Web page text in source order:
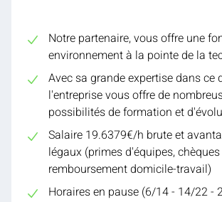
Notre partenaire, vous offre une
environnement à la pointe de la
Avec sa grande expertise dans ce
l'entreprise vous offre de
possibilités de formation et
Salaire 19.6379€/h brute et
légaux (primes d'équipes,
remboursement domicile-travail)
Horaires en pause (6/14 - 14/22 -